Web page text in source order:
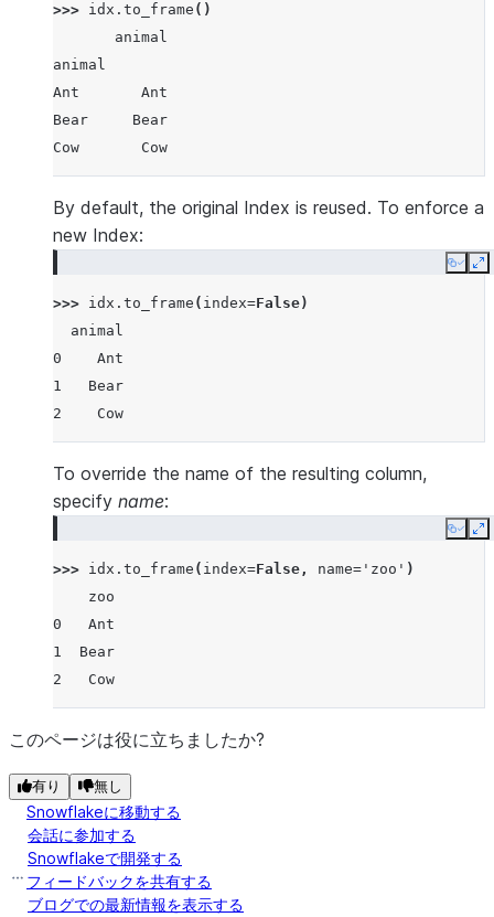
>>> idx . to_frame ()
       animal
animal
Ant       Ant
Bear     Bear
Cow       Cow
By default, the original Index is reused. To enforce a
new Index:
Copy
>>> idx . to_frame ( index=False)
  animal
0    Ant
1   Bear
2    Cow
To override the name of the resulting column,
specify name:
Copy
>>> idx . to_frame ( index=False , name= 'zoo' )
    zoo
0   Ant
1  Bear
2   Cow
このページは役に立ちましたか?
有り 無し
Snowflakeに移動する
会話に参加する
Snowflakeで開発する
フィードバックを共有する
ブログでの最新情報を表示する